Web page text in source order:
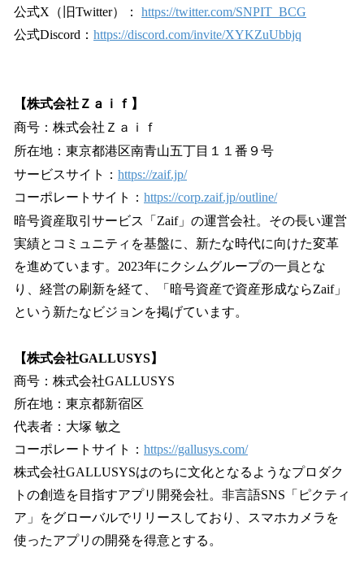
公式X（旧Twitter）： https://twitter.com/SNPIT_BCG
公式Discord： https://discord.com/invite/XYKZuUbbjq
【株式会社Ｚａｉｆ】
商号：株式会社Ｚａｉｆ
所在地：東京都港区南青山五丁目１１番９号
サービスサイト： https://zaif.jp/
コーポレートサイト： https://corp.zaif.jp/outline/
暗号資産取引サービス「Zaif」の運営会社。その長い運営
実績とコミュニティを基盤に、新たな時代に向けた変革
を進めています。2023年にクシムグループの一員とな
り、経営の刷新を経て、「暗号資産で資産形成ならZaif」
という新たなビジョンを掲げています。
【株式会社GALLUSYS】
商号：株式会社GALLUSYS
所在地：東京都新宿区
代表者：大塚 敏之
コーポレートサイト： https://gallusys.com/
株式会社GALLUSYSはのちに文化となるようなプロダク
トの創造を目指すアプリ開発会社。非言語SNS「ピクティ
ア」をグローバルでリリースしており、スマホカメラを
使ったアプリの開発を得意とする。